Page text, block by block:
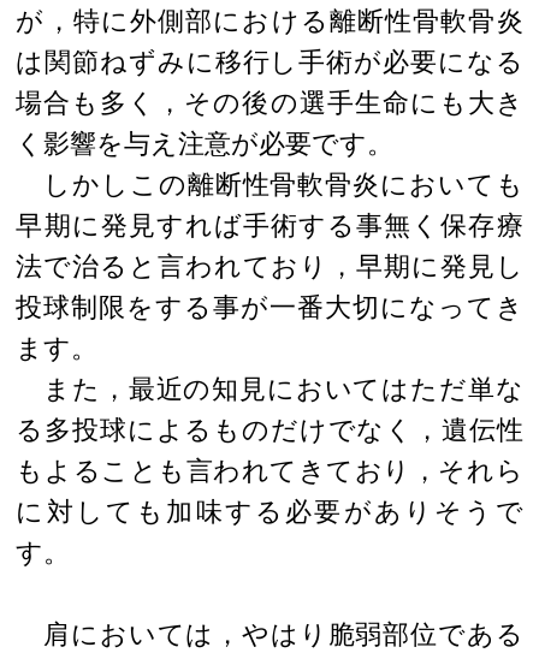
が，特に外側部における離断性骨軟骨炎
は関節ねずみに移行し手術が必要になる
場合も多く，その後の選手生命にも大き
く影響を与え注意が必要です。
しかしこの離断性骨軟骨炎においても
早期に発見すれば手術する事無く保存療
法で治ると言われており，早期に発見し
投球制限をする事が一番大切になってき
ます。
また，最近の知見においてはただ単な
る多投球によるものだけでなく，遺伝性
もよることも言われてきており，それら
に対しても加味する必要がありそうで
す。
肩においては，やはり脆弱部位である